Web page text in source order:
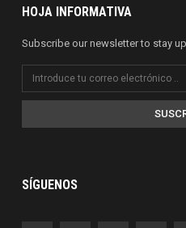
HOJA INFORMATIVA
Subscribe our newsletter to stay
SÍGUENOS